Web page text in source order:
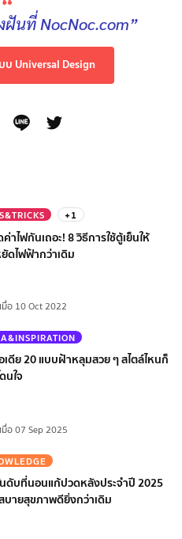
ฝันที่ NocNoc.com”
Universal Design
+1
าไฟกันเถอะ! 8 วิธีการใช้ตู้เย็นให้
ดไฟฟ้ากว่าเดิม
มื่อ 10 Oct 2022
เดีย 20 แบบฝ้าหลุมสวย ๆ สไตล์ไหนก็
นใจ
มื่อ 07 Sep 2025
ดับที่นอนแก้ปวดหลังประจำปี 2025
บายสุขภาพดียิ่งกว่าเดิม